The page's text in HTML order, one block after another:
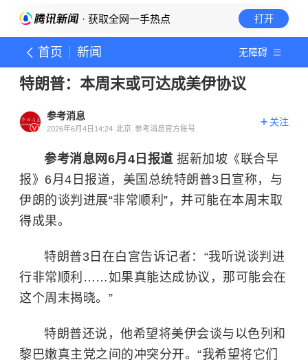
· 获取全网一手热点 打开
首页 新闻 无障碍
特朗普：本周末或可达成美伊协议
参考消息
2026年6月4日14:24 北京 参考消息官方账号
关注
参考消息网6月4日报道 据新加坡《联合早
报》6月4日报道，美国总统特朗普3日宣称，与
伊朗的谈判进展“非常顺利”，并可能在本周末取
得成果。
特朗普3日在白宫告诉记者：“我听说谈判进
行非常顺利……如果真能达成协议，那可能会在
这个周末揭晓。”
特朗普还说，他希望将美伊会谈与 以色列 和
黎巴嫩真主党之间的冲突分开。“我希望将它们